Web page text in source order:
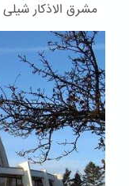
مشرق الاذکار شیلی